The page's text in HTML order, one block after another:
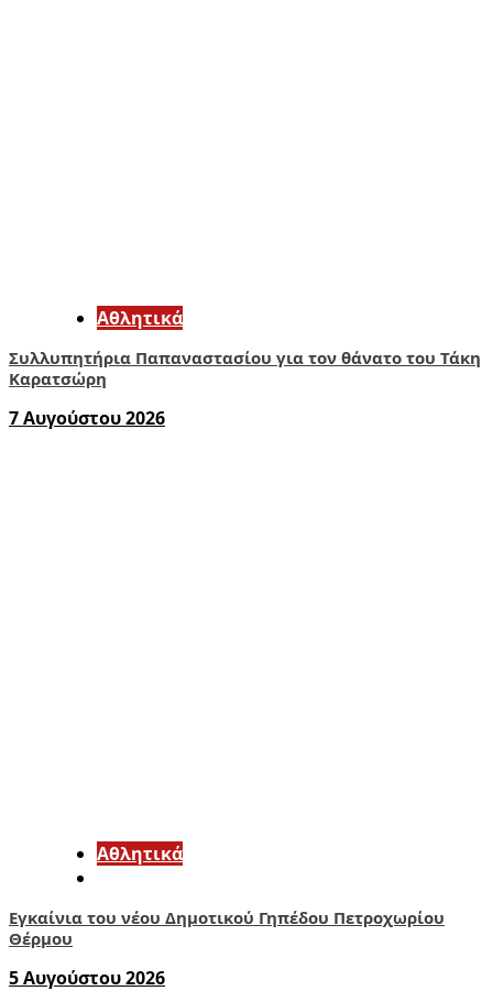
Αθλητικά
Συλλυπητήρια Παπαναστασίου για τον θάνατο του Τάκη
Καρατσώρη
7 Αυγούστου 2026
Αθλητικά
Εγκαίνια του νέου Δημοτικού Γηπέδου Πετροχωρίου
Θέρμου
5 Αυγούστου 2026